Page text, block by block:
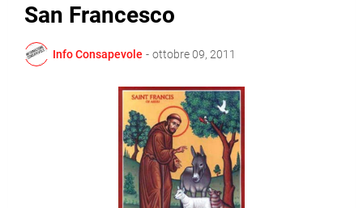
San Francesco
Info Consapevole - ottobre 09, 2011